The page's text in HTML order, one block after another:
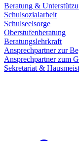
Beratung &
Schulsozialarbeit
Schulseelsorge
Oberstufenberatung
Beratungslehrkraft
Ansprechpartner zur
Ansprechpartner zum
Sekretariat &